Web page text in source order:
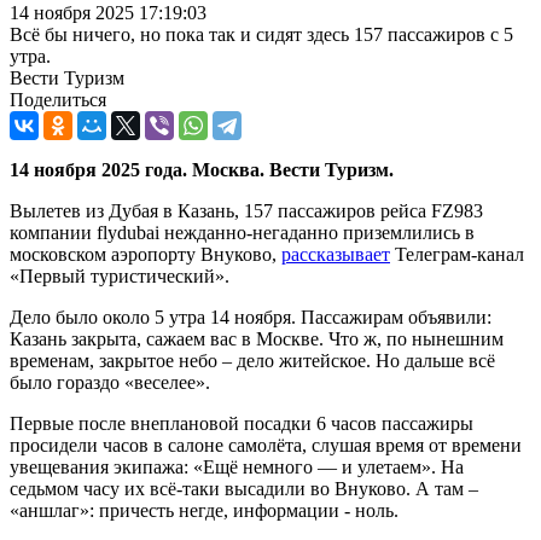
14 ноября 2025 17:19:03
Всё бы ничего, но пока так и сидят здесь 157 пассажиров с 5
утра.
Вести Туризм
Поделиться
14 ноября 2025 года. Москва. Вести Туризм.
Вылетев из Дубая в Казань, 157 пассажиров рейса FZ983
компании flydubai нежданно-негаданно приземлились в
московском аэропорту Внуково, рассказывает Телеграм-канал
«Первый туристический».
Дело было около 5 утра 14 ноября. Пассажирам объявили:
Казань закрыта, сажаем вас в Москве. Что ж, по нынешним
временам, закрытое небо – дело житейское. Но дальше всё
было гораздо «веселее».
Первые после внеплановой посадки 6 часов пассажиры
просидели часов в салоне самолёта, слушая время от времени
увещевания экипажа: «Ещё немного — и улетаем». На
седьмом часу их всё-таки высадили во Внуково. А там –
«аншлаг»: причесть негде, информации - ноль.